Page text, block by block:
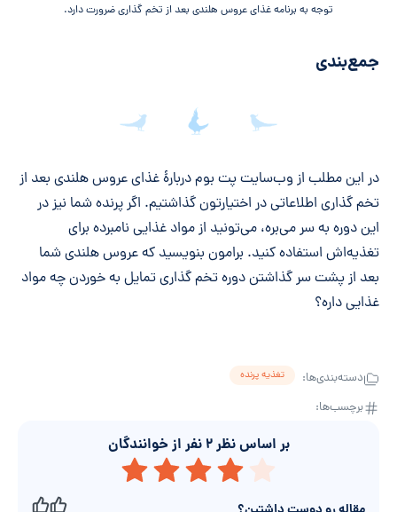
توجه به برنامه غذای عروس هلندی بعد از تخم گذاری ضرورت دارد.
جمع‌بندی
در این مطلب از وب‌سایت پت بوم دربارۀ غذای عروس هلندی بعد از
تخم گذاری اطلاعاتی در اختیارتون گذاشتیم. اگر پرنده شما نیز در
این دوره به سر می‌بره، می‌تونید از مواد غذایی نامبرده برای
تغذیه‌اش استفاده کنید. برامون بنویسید که عروس هلندی شما
بعد از پشت‌ سر گذاشتن دوره تخم گذاری تمایل به خوردن چه مواد
غذایی داره؟
دسته‌بندی‌ها: تغذیه پرنده
برچسب‌ها:
بر اساس نظر۲ نفر از خوانندگان